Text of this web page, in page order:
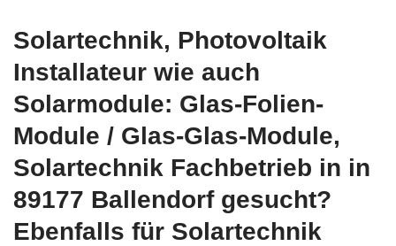
Solartechnik, Photovoltaik
Installateur wie auch
Solarmodule: Glas-Folien-
Module / Glas-Glas-Module,
Solartechnik Fachbetrieb in in
89177 Ballendorf gesucht?
Ebenfalls für Solartechnik